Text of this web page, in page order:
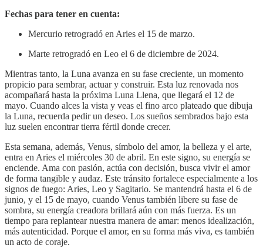
Fechas para tener en cuenta:
Mercurio retrogradó en Aries el 15 de marzo.
Marte retrogradó en Leo el 6 de diciembre de 2024.
Mientras tanto, la Luna avanza en su fase creciente, un momento
propicio para sembrar, actuar y construir. Esta luz renovada nos
acompañará hasta la próxima Luna Llena, que llegará el 12 de
mayo. Cuando alces la vista y veas el fino arco plateado que dibuja
la Luna, recuerda pedir un deseo. Los sueños sembrados bajo esta
luz suelen encontrar tierra fértil donde crecer.
Esta semana, además, Venus, símbolo del amor, la belleza y el arte,
entra en Aries el miércoles 30 de abril. En este signo, su energía se
enciende. Ama con pasión, actúa con decisión, busca vivir el amor
de forma tangible y audaz. Este tránsito fortalece especialmente a los
signos de fuego: Aries, Leo y Sagitario. Se mantendrá hasta el 6 de
junio, y el 15 de mayo, cuando Venus también libere su fase de
sombra, su energía creadora brillará aún con más fuerza. Es un
tiempo para replantear nuestra manera de amar: menos idealización,
más autenticidad. Porque el amor, en su forma más viva, es también
un acto de coraje.